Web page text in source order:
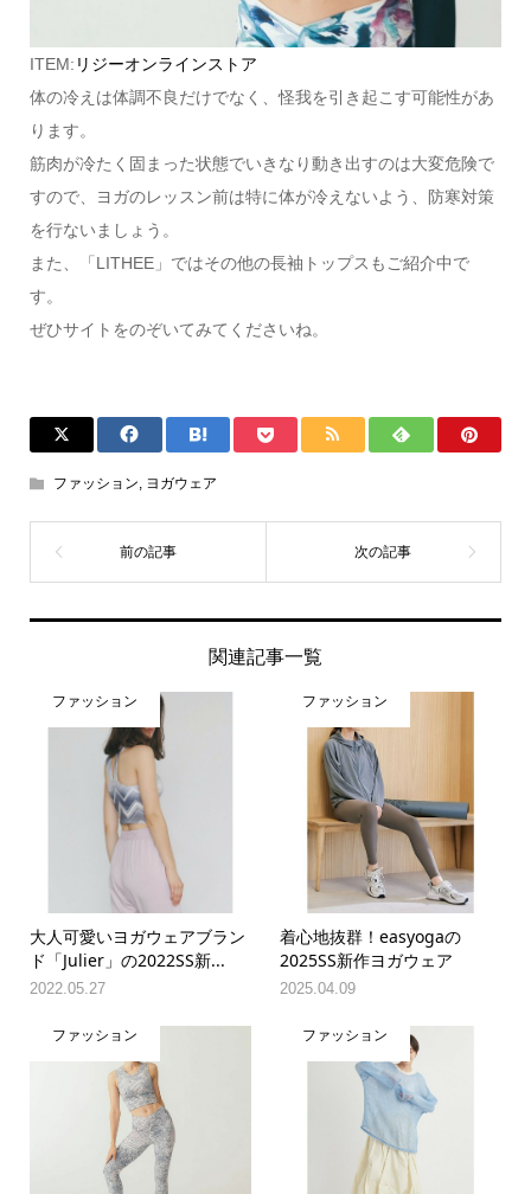
ITEM: リジーオンラインストア
体の冷えは体調不良だけでなく、怪我を引き起こす可能性があ
ります。
筋肉が冷たく固まった状態でいきなり動き出すのは大変危険で
すので、ヨガのレッスン前は特に体が冷えないよう、防寒対策
を行ないましょう。
また、「LITHEE」ではその他の長袖トップスもご紹介中で
す。
ぜひサイトをのぞいてみてくださいね。
ファッション, ヨガウェア
関連記事一覧
ファッション
大人可愛いヨガウェアブラン
ド「Julier」の2022SS新...
2022.05.27
ファッション
着心地抜群！easyogaの
2025SS新作ヨガウェア
2025.04.09
ファッション ファッション